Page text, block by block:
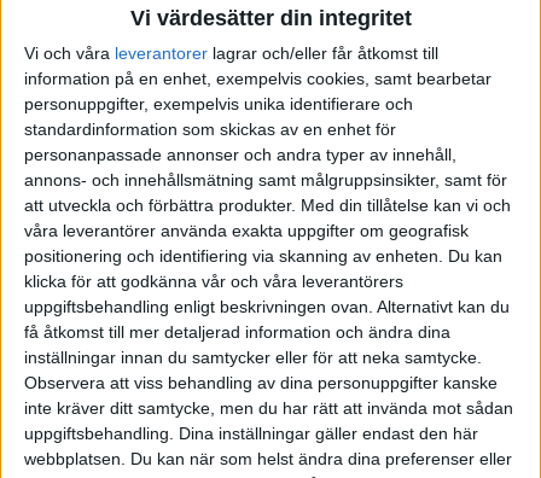
Vi värdesätter din integritet
Vi och våra leverantorer lagrar och/eller får åtkomst till
information på en enhet, exempelvis cookies, samt bearbetar
personuppgifter, exempelvis unika identifierare och
standardinformation som skickas av en enhet för
personanpassade annonser och andra typer av innehåll,
annons- och innehållsmätning samt målgruppsinsikter, samt för
att utveckla och förbättra produkter. Med din tillåtelse kan vi och
våra leverantörer använda exakta uppgifter om geografisk
positionering och identifiering via skanning av enheten. Du kan
klicka för att godkänna vår och våra leverantörers
uppgiftsbehandling enligt beskrivningen ovan. Alternativt kan du
få åtkomst till mer detaljerad information och ändra dina
inställningar innan du samtycker eller för att neka samtycke.
Observera att viss behandling av dina personuppgifter kanske
inte kräver ditt samtycke, men du har rätt att invända mot sådan
uppgiftsbehandling. Dina inställningar gäller endast den här
webbplatsen. Du kan när som helst ändra dina preferenser eller
strategier för hur du kan utvecklas och
växa som ledare. Tillsammans med
Magnus och Kim utmanas du på ett
lättillgängligt sätt att nå dina uppsatta mål
och skapa en hållbar väg till framgång
genom en utveckling som börjar inuti. Du
möter dina personliga ledarskapstränare
som guidar dig på din resa mot ett
framgångsrikt ledarskap!
'Tidigt på våren 2015 frågade jag Kim om
han var sugen på att starta en podd om
ledarskap. Självklart sa Kim, och någon
månad senare var vi igång med vårt första
avsnitt!’’
Drivkraften från första början var att göra
nytta. Om det bara fanns en enda människa i
vårt avlånga land som hade nytta av vår
podd i sitt ledarskap så då hade vi inte
jobbat förgäves! Det visade sig att från den